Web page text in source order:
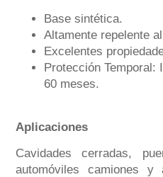
Base sintética.
Altamente repelente
Excelentes
Protección
60 meses.
Aplicaciones
Cavidades cerradas,
automóviles camiones y